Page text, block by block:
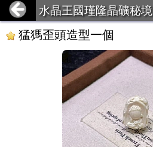
水晶王國瑾隆晶礦秘境
猛獁歪頭造型一個